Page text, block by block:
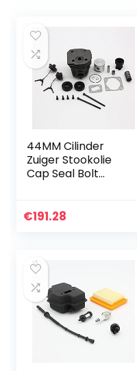
44MM Cilinder
Zuiger Stookolie
Cap Seal Bolt
340 345 350 Gas
€191.28